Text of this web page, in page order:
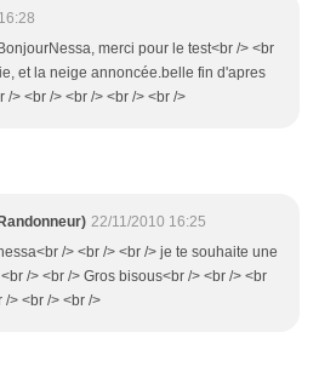
merci pour le test<br /> <br
et la neige annoncée.belle fin d'apres
> <br /> <br /> <br /> <br />
22/11/2010 16:25
/> <br /> <br /> je te souhaite une
/> <br /> Gros bisous<br /> <br /> <br
/> <br /> <br />